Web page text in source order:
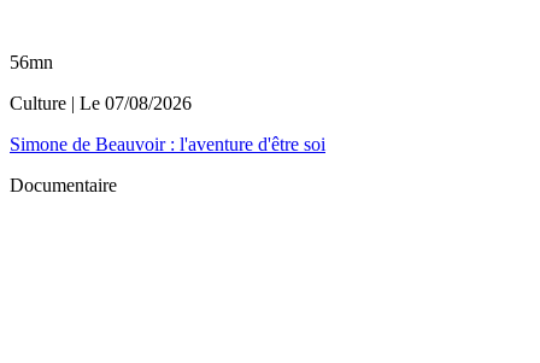
56mn
Culture | Le 07/08/2026
Simone de Beauvoir : l'aventure d'être soi
Documentaire